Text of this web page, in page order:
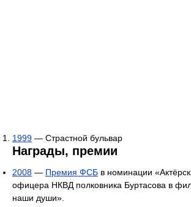
1999 — Страстной бульвар
Награды, премии
2008 — Премия ФСБ в номинации
офицера НКВД полковника Буртасова в
наши души».